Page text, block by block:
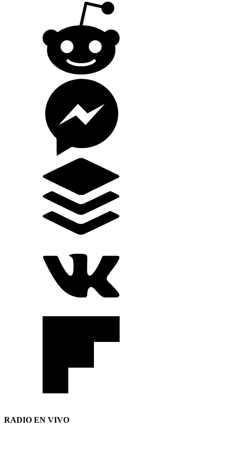
RADIO EN VIVO